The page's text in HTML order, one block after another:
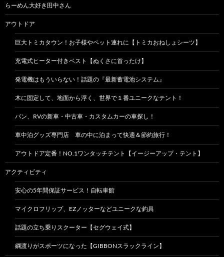
らーめん大好き田中さん
アウトドア
巨大トミカタウン！お子様やペット連れに【トミカおねしょシーツ】
充電式ヒーター付きベスト【ぬくさに首ったけ】
発電機はもういらない！話題の『最新蓄電池システム』
木に固定して、地面から浮く、世界で１番ユニークなテント！
バン、RVの新車・中古車・カスタムカーの車探し！
車中泊グッズ専門店 車の中に泊まって快適＆節約旅行！
アウトドア定番！NO.1ワンタッチテント【イージーアップ・テント】
アクティビティ
安心の5年間保証サービス！自転車館
マイクロフリップ、EZノッターなどユニークな釣具
話題の立ち乗りスクーター【セグウェイ式】
綱渡りがスポーツになった【GIBBONスラックライン】